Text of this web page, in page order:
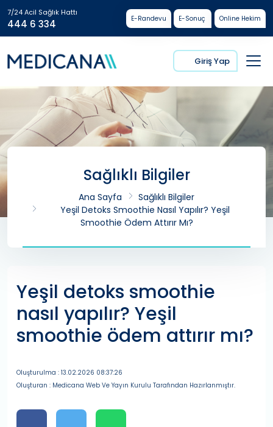
7/24 Acil Sağlık Hattı
444 6 334 E-Randevu E-Sonuç Online Hekim
Giriş Yap
Sağlıklı Bilgiler
Ana Sayfa
Sağlıklı Bilgiler
Yeşil Detoks Smoothie Nasıl Yapılır? Yeşil
Smoothie Ödem Attırır Mı?
Yeşil detoks smoothie
nasıl yapılır? Yeşil
smoothie ödem attırır mı?
Oluşturulma : 13.02.2026 08:37:26
Oluşturan : Medicana Web Ve Yayın Kurulu Tarafından Hazırlanmıştır.